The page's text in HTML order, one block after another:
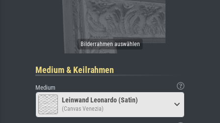
Medium & Keilrahmen
Medium
Leinwand Leonardo (Satin)
(Canvas Venezia)